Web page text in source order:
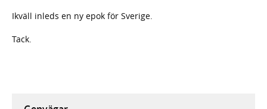
Ikväll inleds en ny epok för Sverige.
Tack.